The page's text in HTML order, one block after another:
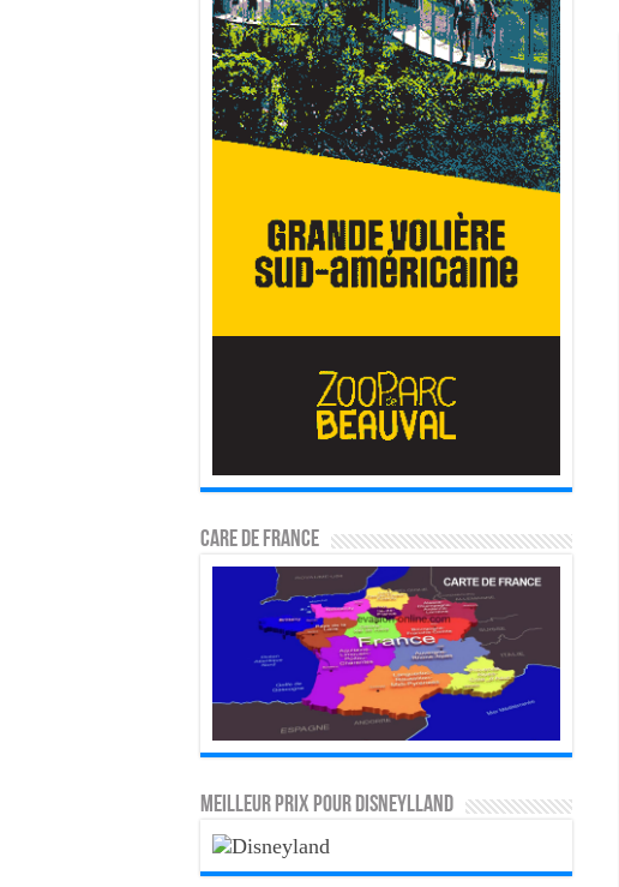
CARE DE FRANCE
MEILLEUR PRIX POUR DISNEYLLAND